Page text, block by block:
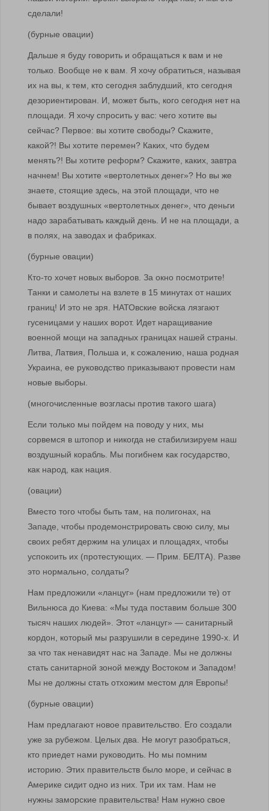
сделали!
(бурные овации)
Дальше я буду говорить и обращаться к вам и не
только. Вообще не к вам. Я хочу обратиться, называя
их на вы, к тем, кто сегодня заблудший, кто сегодня
дезориентирован. И, может быть, кого сегодня нет на
площади. Я хочу спросить у вас: чего хотите вы
сейчас? Первое: вы хотите свободы? Скажите,
какой?! Вы хотите перемен? Каких, что будем
менять?! Вы хотите реформ? Скажите, каких, завтра
начнем! Вы хотите «вертолетных денег»? Но вы же
знаете, стоящие здесь, на этой площади, что не
бывает воздушных «вертолетных денег», что деньги
надо зарабатывать каждый день. И не на площади, а
в полях, на заводах и фабриках.
(бурные овации)
Кто-то хочет новых выборов. За окно посмотрите!
Танки и самолеты на взлете в 15 минутах от наших
границ! И это не зря. НАТОвские войска лязгают
гусеницами у наших ворот. Идет наращивание
военной мощи на западных границах нашей страны.
Литва, Латвия, Польша и, к сожалению, наша родная
Украина, ее руководство приказывают провести нам
новые выборы.
(многочисленные возгласы против такого шага)
Если только мы пойдем на поводу у них, мы
сорвемся в штопор и никогда не стабилизируем наш
воздушный корабль. Мы погибнем как государство,
как народ, как нация.
(овации)
Вместо того чтобы быть там, на полигонах, на
Западе, чтобы продемонстрировать свою силу, мы
своих ребят держим на улицах и площадях, чтобы
успокоить их (протестующих. — Прим. БЕЛТА). Разве
это нормально, солдаты?
Нам предложили «ланцуг» (нам предложили те) от
Вильнюса до Киева: «Мы туда поставим больше 300
тысяч наших людей». Этот «ланцуг» — санитарный
кордон, который мы разрушили в середине 1990-х. И
за что так ненавидят нас на Западе. Мы не должны
стать санитарной зоной между Востоком и Западом!
Мы не должны стать отхожим местом для Европы!
(бурные овации)
Нам предлагают новое правительство. Его создали
уже за рубежом. Целых два. Не могут разобраться,
кто приедет нами руководить. Но мы помним
историю. Этих правительств было море, и сейчас в
Америке сидит одно из них. Три их там. Нам не
нужны заморские правительства! Нам нужно свое